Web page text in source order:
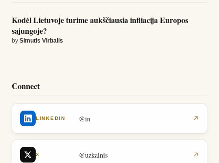
Kodėl Lietuvoje turime aukščiausia infliacija Europos
sajungoje?
by Simutis Virbalis
Connect
LINKEDIN @in ↗
X @uzkalnis ↗